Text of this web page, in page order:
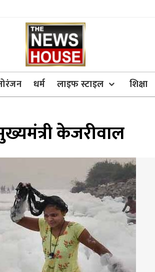
धर्म लाइफ स्टाइल शिक्षा
केजरीवाल